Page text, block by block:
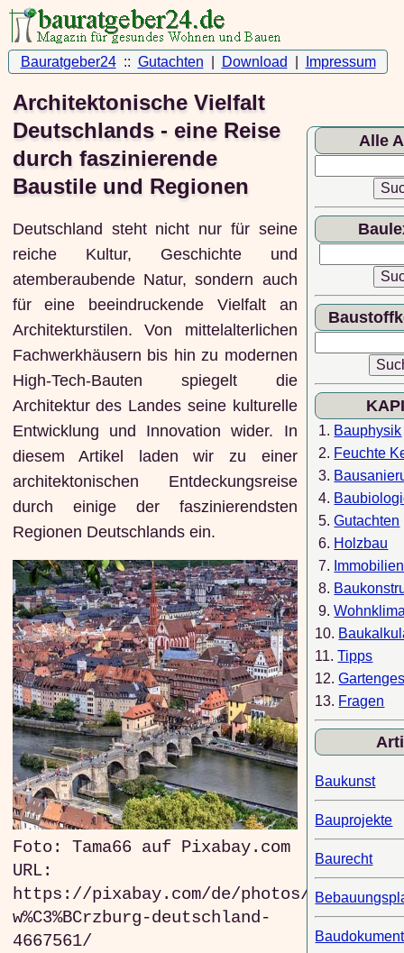
Bauratgeber24:: Gutachten Download Impressum
Architektonische Vielfalt
Deutschlands - eine Reise
durch faszinierende
Baustile und Regionen
Deutschland steht nicht nur für seine
reiche Kultur, Geschichte und
atemberaubende Natur, sondern auch
für eine beeindruckende Vielfalt an
Architekturstilen. Von mittelalterlichen
Fachwerkhäusern bis hin zu modernen
High-Tech-Bauten spiegelt die
Architektur des Landes seine kulturelle
Entwicklung und Innovation wider. In
diesem Artikel laden wir zu einer
architektonischen Entdeckungsreise
durch einige der faszinierendsten
Regionen Deutschlands ein.
Foto: Tama66 auf Pixabay.com
URL:
https://pixabay.com/de/photos/stadt-
w%C3%BCrzburg-deutschland-
4667561/
Alle
1. Bauphysik
2. Feuchte
3.
4.
5.Gutachten
6. Holzbau
7. Immobilien
8.
9.
10.
11.Tipps
12.
13. Fragen
Baukunst
Bauprojekte
Baurecht